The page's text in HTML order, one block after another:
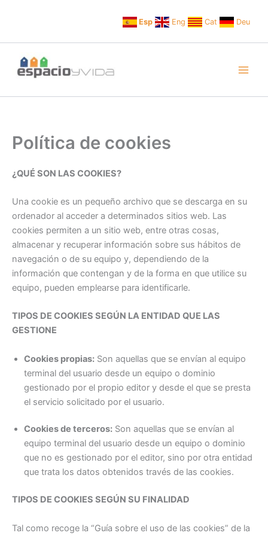
Esp Eng Cat Deu
Política de cookies
¿QUÉ SON LAS COOKIES?
Una cookie es un pequeño archivo que se descarga en su
ordenador al acceder a determinados sitios web. Las
cookies permiten a un sitio web, entre otras cosas,
almacenar y recuperar información sobre sus hábitos de
navegación o de su equipo y, dependiendo de la
información que contengan y de la forma en que utilice su
equipo, pueden emplearse para identificarle.
TIPOS DE COOKIES SEGÚN LA ENTIDAD QUE LAS
GESTIONE
Cookies propias: Son aquellas que se envían al equipo
terminal del usuario desde un equipo o dominio
gestionado por el propio editor y desde el que se presta
el servicio solicitado por el usuario.
Cookies de terceros: Son aquellas que se envían al
equipo terminal del usuario desde un equipo o dominio
que no es gestionado por el editor, sino por otra entidad
que trata los datos obtenidos través de las cookies.
TIPOS DE COOKIES SEGÚN SU FINALIDAD
Tal como recoge la “Guía sobre el uso de las cookies” de la